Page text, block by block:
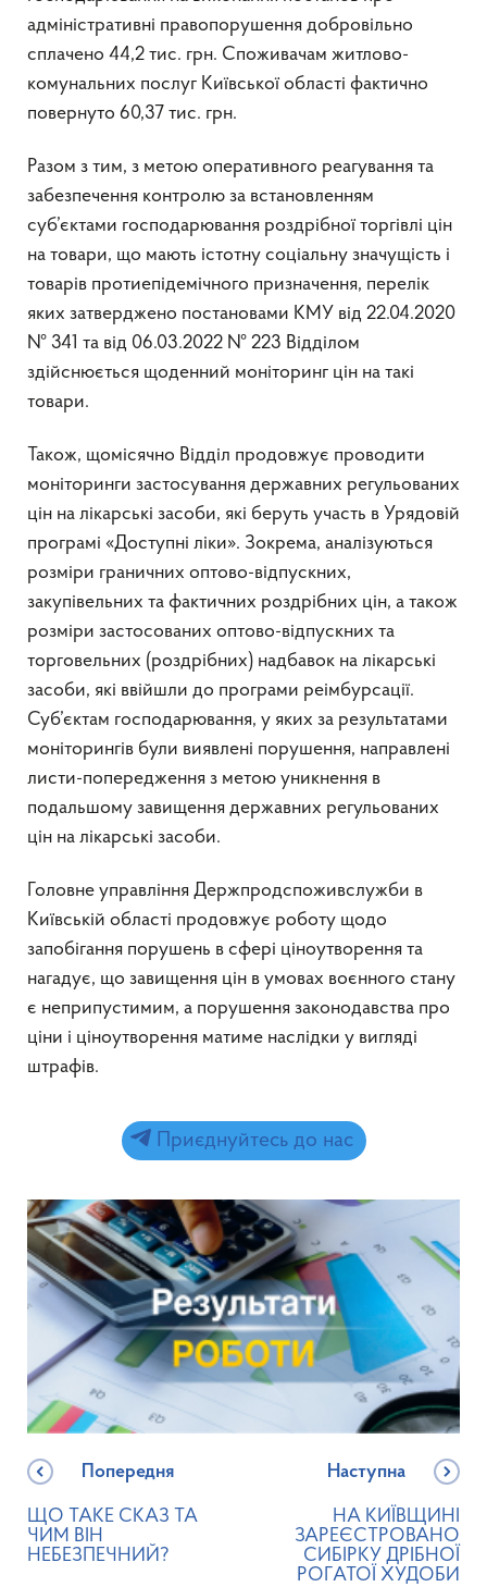
адміністративні правопорушення добровільно
сплачено 44,2 тис. грн. Споживачам житлово-
комунальних послуг Київської області фактично
повернуто 60,37 тис. грн.
Разом з тим, з метою оперативного реагування та
забезпечення контролю за встановленням
суб’єктами господарювання роздрібної торгівлі цін
на товари, що мають істотну соціальну значущість і
товарів протиепідемічного призначення, перелік
яких затверджено постановами КМУ від 22.04.2020
№ 341 та від 06.03.2022 № 223 Відділом
здійснюється щоденний моніторинг цін на такі
товари.
Також, щомісячно Відділ продовжує проводити
моніторинги застосування державних регульованих
цін на лікарські засоби, які беруть участь в Урядовій
програмі «Доступні ліки». Зокрема, аналізуються
розміри граничних оптово-відпускних,
закупівельних та фактичних роздрібних цін, а також
розміри застосованих оптово-відпускних та
торговельних (роздрібних) надбавок на лікарські
засоби, які ввійшли до програми реімбурсації.
Суб’єктам господарювання, у яких за результатами
моніторингів були виявлені порушення, направлені
листи-попередження з метою уникнення в
подальшому завищення державних регульованих
цін на лікарські засоби.
Головне управління Держпродспоживслужби в
Київській області продовжує роботу щодо
запобігання порушень в сфері ціноутворення та
нагадує, що завищення цін в умовах воєнного стану
є неприпустимим, а порушення законодавства про
ціни і ціноутворення матиме наслідки у вигляді
штрафів.
Приєднуйтесь до нас
Попередня
ЩО ТАКЕ СКАЗ ТА
ЧИМ ВІН
НЕБЕЗПЕЧНИЙ?
Наступна
НА КИЇВЩИНІ
ЗАРЕЄСТРОВАНО
СИБІРКУ ДРІБНОЇ
РОГАТОЇ ХУДОБИ